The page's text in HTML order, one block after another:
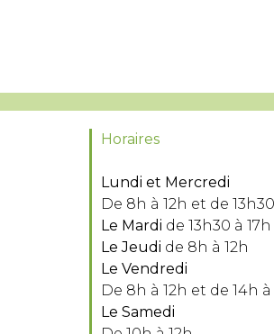
Horaires
Lundi et Mercredi
De 8h à 12h et de
Le Mardi de 13h30 à 17h
Le Jeudi de 8h à 12h
Le Vendredi
De 8h à 12h et de 14h à
Le Samedi